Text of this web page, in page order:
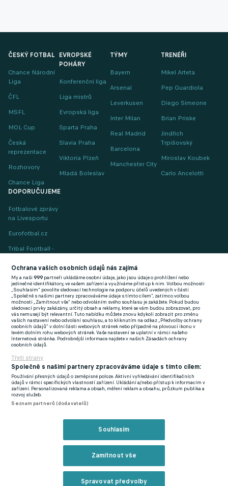
ČESKÝ FOTBAL
Chance Národní
Liga
ČFL
MSFL
MOL Cup
Česká
reprezentace
Rozhovory
Chance Liga
EVROPSKÉ
POHÁRY
Konferenční liga
Liga mistrů
Evropská liga
Sparta Praha
Slavia Praha
Viktoria Plzeň
Mladá Boleslav
TÝMY
Bayern
Arsenal
Leverkusen
Inter Milan
Real Madrid
Barcelona
Manchester City
TRENÉŘI
Mikel Arteta
Pep Guardiola
Diego Simeone
Brian Priske
Jindřich
Trpišovský
Miroslav Koubek
Carlo Ancelotti
DOPORUČUJEME
Fotbalové zprávy
na Livesportu
Eurofotbal.cz
Tribal Football -
(EN)
FlashFutbal (SK)
Tenisportal.cz
Tenisové zprávy
na Livesportu
Podmínky užití
Zásady ochrany osobních údajů
GDPR a žurnalistika
Ochrana vašich osobních údajů nás zajímá
My a naši999 partneři ukládáme osobní údaje, jako jsou údaje o prohlížení nebo
jedinečné identifikátory, ve vašem zařízení a využíváme přístup k nim. Volbou možnosti
„Souhlasím“ povolíte sledovací technologie na podporu účelů uvedených v části
„Společně s našimi partnery zpracováváme údaje s tímto cílem“, zatímco volbou
možnosti „Zamítnout vše“ nebo odvoláním svého souhlasu je zakážete. Pokud budou
sledovací prvky zakázány, určitý obsah a reklamy, které se vám budou zobrazovat, pro
vás nemusejí být relevantní. Tuto nabídku můžete znovu kdykoli zobrazit pro změnu
vašich nastavení nebo odvolání souhlasu, a to kliknutím na odkaz „Předvolby ochrany
osobních údajů“ v dolní části webových stránek nebo případně na plovoucí ikonu v
levém dolním rohu webových stránek. Vaše nastavení se uplatní v rámci našeho
Internetová stránka. Podrobnější informace najdete v našich Zásadách ochrany
osobních údajů.
Třetí strany
Společně s našimi partnery zpracováváme údaje s tímto cílem:
Používání přesných údajů o zeměpisné poloze. Aktivní vyhledávání identifikačních
údajů v rámci specifických vlastností zařízení. Ukládání a/nebo přístup k informacím v
zařízení. Personalizovaná reklama a obsah, měření reklam a obsahu, průzkum publika a
rozvoj služeb.
Seznam partnerů (dodavatelů)
Souhlasím
Zamítnout vše
Spravovat předvolby